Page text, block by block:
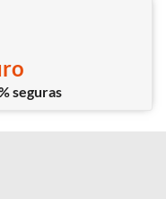
seguras